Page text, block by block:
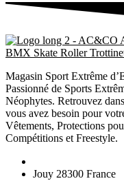
Magasin Sport Extrême
Passionné de Sports
Néophytes. Retrouvez
vous avez besoin pour
Vêtements, Protections
Compétitions et Freestyle.
Jouy 28300 France